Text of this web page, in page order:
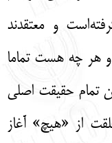
و معتقدند
و هر چه هست تماما
تمام حقیقت اصلی
از «هیچ» آغاز